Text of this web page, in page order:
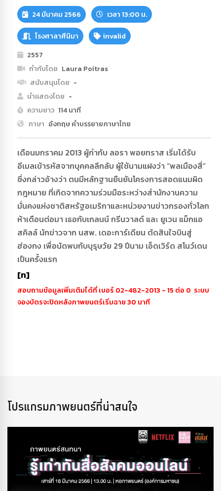
24 มีนาคม 2566 เวลา 13:00 น.
โรงศาลาศีนิมา
invalid
2557
กำกับโดย Laura Poitras
สนับสนุนโดย -
นำแสดงโดย -
ความยาว 114 นาที
ภาษา อังกฤษ คำบรรยายภาษาไทย
เดือนมกราคม 2013 ผู้กำกับ ลอรา พอยทราส เริ่มได้รับ
อีเมลเข้ารหัสจากบุคคลลึกลับ ผู้ใช้นามแฝงว่า “พลเมืองสี่”
ซึ่งกล่าวอ้างว่า ตนมีหลักฐานยืนยันโครงการสอดแนมผิด
กฎหมาย ที่เกิดจากความร่วมมือระหว่างสำนักงานความ
มั่นคงแห่งชาติสหรัฐอเมริกาและหน่วยงานข่าวกรองทั่วโลก
ห้าเดือนต่อมา เธอกับเกลนน์ กรีนวาลด์ และ ยูเวน แม็กแอ
สคิลล์ นักข่าวจาก นสพ. เดอะการ์เดียน ตัดสินใจบินสู่
ฮ่องกง เพื่อนัดพบกับบุรุษวัย 29 ปีนาม เอ็ดเวิร์ด สโนว์เดน
เป็นครั้งแรก
[ท]
สอบถามข้อมูลเพิ่มเติมได้ที่ เบอร์ 02-482-2013 - 15 ต่อ 0 ระบบ
จองบัตรจะปิดหลังภาพยนตร์เริ่มฉาย 30 นาที
โปรแกรมภาพยนตร์ที่น่าสนใจ